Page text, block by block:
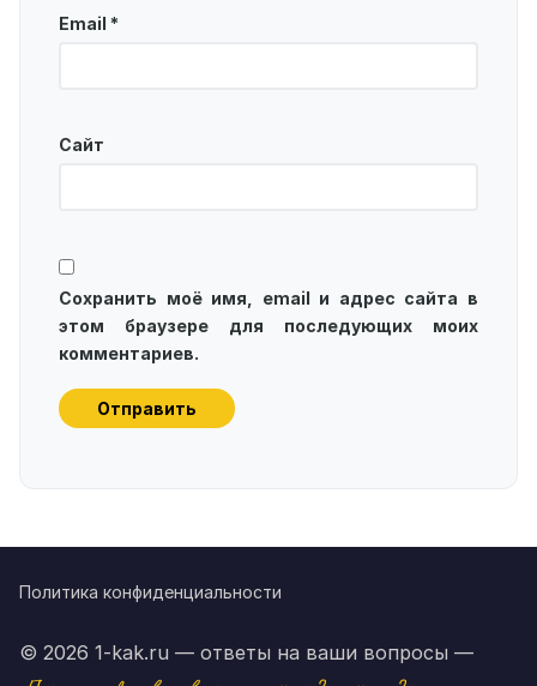
Email *
Сайт
Сохранить моё имя, email и адрес сайта в
этом браузере для последующих моих
комментариев.
Политика конфиденциальности
© 2026 1-kak.ru — ответы на ваши вопросы —